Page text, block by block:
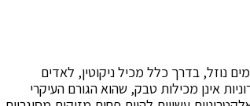
נוזל, בדרך כלל מכיל ניקוטין, לאדים
אינן מכילות טבק, שהוא הגורם העיקרי